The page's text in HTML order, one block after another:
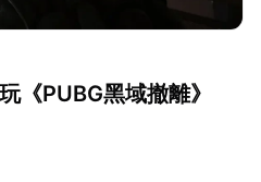
《PUBG黑域撤離》